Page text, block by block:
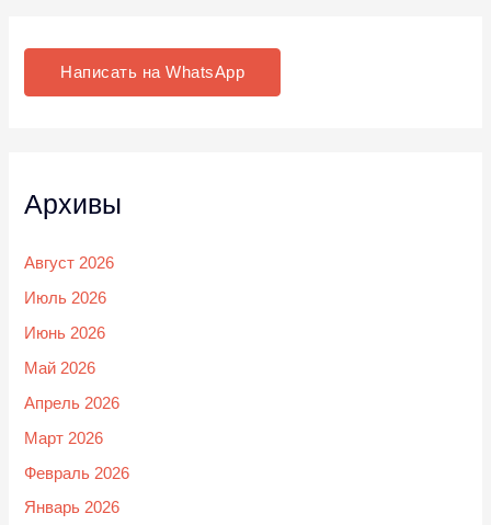
Написать на WhatsApp
Архивы
Август 2026
Июль 2026
Июнь 2026
Май 2026
Апрель 2026
Март 2026
Февраль 2026
Январь 2026